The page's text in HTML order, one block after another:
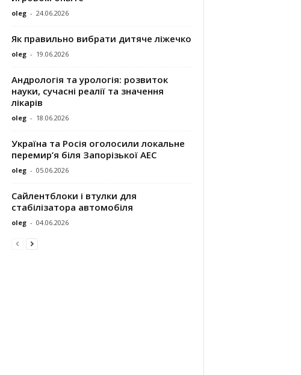
oleg - 24.06.2026
Як правильно вибрати дитяче ліжечко
oleg - 19.06.2026
Андрологія та урологія: розвиток
науки, сучасні реалії та значення
лікарів
oleg - 18.06.2026
Україна та Росія оголосили локальне
перемир’я біля Запорізької АЕС
oleg - 05.06.2026
Сайлентблоки і втулки для
стабілізатора автомобіля
oleg - 04.06.2026